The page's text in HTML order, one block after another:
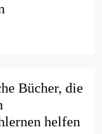
Bücher, die
helfen